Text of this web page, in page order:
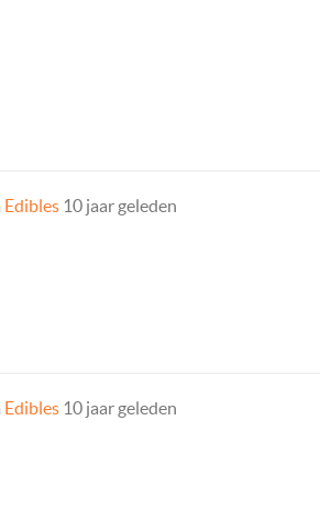
Edibles 10 jaar geleden
Edibles 10 jaar geleden